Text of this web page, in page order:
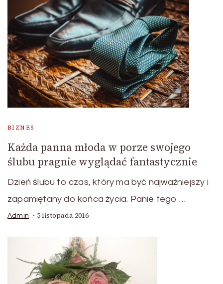
BIZNES
Każda panna młoda w porze swojego
ślubu pragnie wyglądać fantastycznie
Dzień ślubu to czas, który ma być najważniejszy i
zapamiętany do końca życia. Panie tego …
Admin 5 listopada 2016